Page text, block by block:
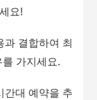
요!
과 결합하여 최
가지세요.
간대 예약을 추